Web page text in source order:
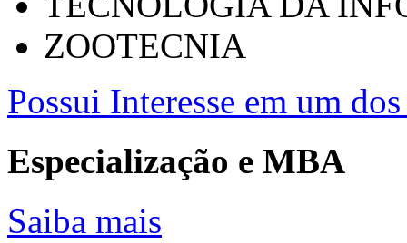
ZOOTECNIA
Possui Interesse em um
Especialização e MBA
Saiba mais